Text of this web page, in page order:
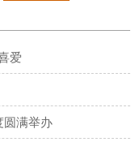
爱
圆满举办